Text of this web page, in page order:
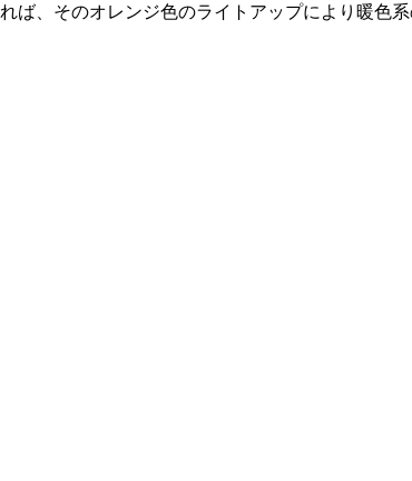
、そのオレンジ色のライトアップにより暖色